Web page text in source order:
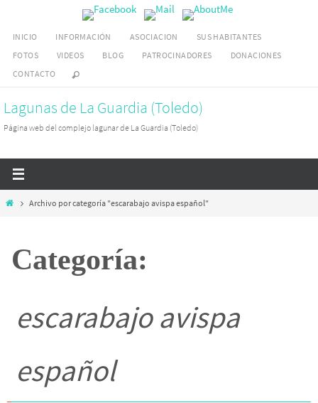
contenido
INICIO INFORMACIÓN ASOCIACION
SUS HABITANTES
FOTOS
VIDEOS BLOG PATROCINADORES
DONACIONES
CONTACTO
Lagunas de La Guardia (Toledo)
Página web del complejo lagunar de La Guardia (Toledo)
InicioArchivo por categoría "escarabajo avispa español"
Categoría:
escarabajo avispa
español